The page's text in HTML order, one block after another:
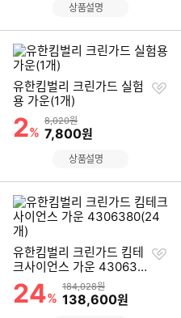
상품설명
유한킴벌리 크린가드 실험
용 가운(1개)
할인률
2%
상품금액
8,020원
할인금액
7,800원
찜
상품설명
유한킴벌리 크린가드 킴테
크사이언스 가운 430638
0(24개)
할인률
24%
상품금액
184,028원
할인금액
138,600원
찜